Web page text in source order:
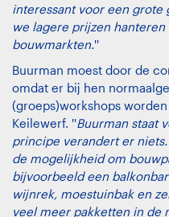
interessant voor een grote
we lagere prijzen
bouwmarkten.''
Buurman moest door de
omdat er bij hen
(groeps)workshops
Keilewerf. ''Buurman staat
principe verandert er
de mogelijkheid om
bijvoorbeeld een
wijnrek, moestuinbak en
veel meer pakketten in de